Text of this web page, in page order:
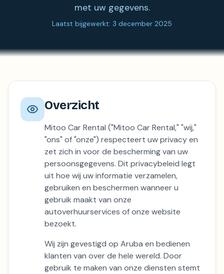
met uw gegevens.
Laatst bijgewerkt: 3 december 2025
Overzicht
Mitoo Car Rental ("Mitoo Car Rental," "wij,"
"ons" of "onze") respecteert uw privacy en
zet zich in voor de bescherming van uw
persoonsgegevens. Dit privacybeleid legt
uit hoe wij uw informatie verzamelen,
gebruiken en beschermen wanneer u
gebruik maakt van onze
autoverhuurservices of onze website
bezoekt.
Wij zijn gevestigd op Aruba en bedienen
klanten van over de hele wereld. Door
gebruik te maken van onze diensten stemt